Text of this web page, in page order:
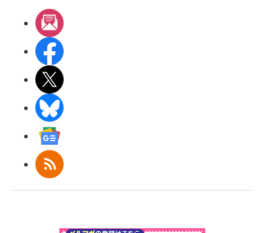
RSS